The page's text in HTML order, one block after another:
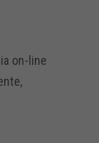
on-line